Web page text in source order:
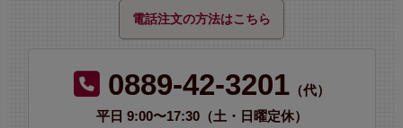
電話注文の方法はこちら
0889-42-3201（代）
平日 9:00〜17:30（土・日曜定休）